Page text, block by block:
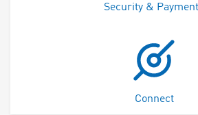
Security &
Connect